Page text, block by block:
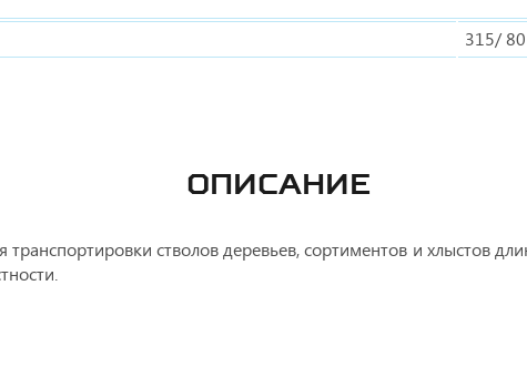
315/
ОПИСАНИЕ
транспортировки стволов деревьев, сортиментов и хлыстов